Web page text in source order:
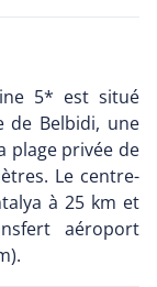
5* est situé
de Belbidi, une
plage privée de
Le centre-
à 25 km et
aéroport